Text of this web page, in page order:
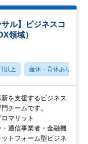
ル】ビジネスコ
領域）
以上 産休・育休あり
を支援するビジネス
チームです。
マリット
・通信事業者・金融機
トフォーム型ビジネ